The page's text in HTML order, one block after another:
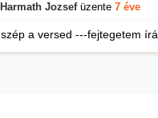
Harmath Jozsefüzente 7 éve
szép a versed ---fejtegetem